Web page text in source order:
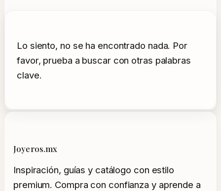
Lo siento, no se ha encontrado nada. Por
favor, prueba a buscar con otras palabras
clave.
Joyeros.mx
Inspiración, guías y catálogo con estilo
premium. Compra con confianza y aprende a